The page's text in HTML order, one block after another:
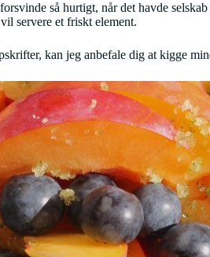
så hurtigt, når det havde
servere et friskt element.
kan jeg anbefale dig at kigge